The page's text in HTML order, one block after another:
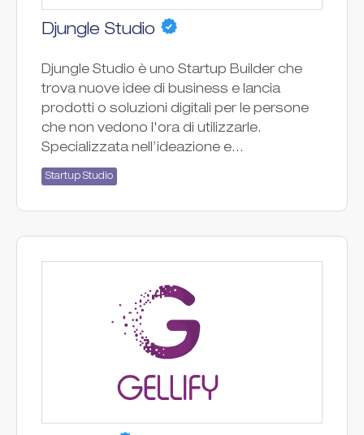
Djungle Studio
Djungle Studio è uno Startup Builder che
trova nuove idee di business e lancia
prodotti o soluzioni digitali per le persone
che non vedono l'ora di utilizzarle.
Specializzata nell’ideazione e...
Startup Studio